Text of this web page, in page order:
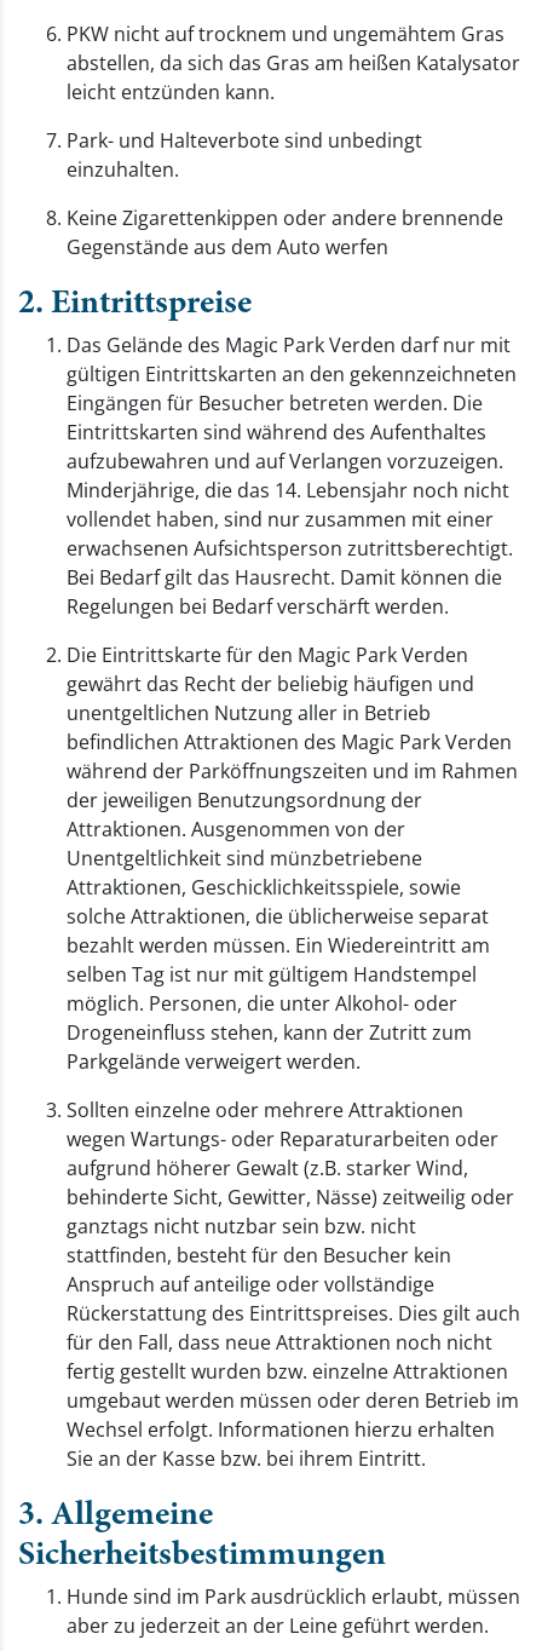
PKW nicht auf trocknem und ungemähtem Gras
abstellen, da sich das Gras am heißen Katalysator
leicht entzünden kann.
Park- und Halteverbote sind unbedingt
einzuhalten.
Keine Zigarettenkippen oder andere brennende
Gegenstände aus dem Auto werfen
2. Eintrittspreise
Das Gelände des Magic Park Verden darf nur mit
gültigen Eintrittskarten an den gekennzeichneten
Eingängen für Besucher betreten werden. Die
Eintrittskarten sind während des Aufenthaltes
aufzubewahren und auf Verlangen vorzuzeigen.
Minderjährige, die das 14. Lebensjahr noch nicht
vollendet haben, sind nur zusammen mit einer
erwachsenen Aufsichtsperson zutrittsberechtigt.
Bei Bedarf gilt das Hausrecht. Damit können die
Regelungen bei Bedarf verschärft werden.
Die Eintrittskarte für den Magic Park Verden
gewährt das Recht der beliebig häufigen und
unentgeltlichen Nutzung aller in Betrieb
befindlichen Attraktionen des Magic Park Verden
während der Parköffnungszeiten und im Rahmen
der jeweiligen Benutzungsordnung der
Attraktionen. Ausgenommen von der
Unentgeltlichkeit sind münzbetriebene
Attraktionen, Geschicklichkeitsspiele, sowie
solche Attraktionen, die üblicherweise separat
bezahlt werden müssen. Ein Wiedereintritt am
selben Tag ist nur mit gültigem Handstempel
möglich. Personen, die unter Alkohol- oder
Drogeneinfluss stehen, kann der Zutritt zum
Parkgelände verweigert werden.
Sollten einzelne oder mehrere Attraktionen
wegen Wartungs- oder Reparaturarbeiten oder
aufgrund höherer Gewalt (z.B. starker Wind,
behinderte Sicht, Gewitter, Nässe) zeitweilig oder
ganztags nicht nutzbar sein bzw. nicht
stattfinden, besteht für den Besucher kein
Anspruch auf anteilige oder vollständige
Rückerstattung des Eintrittspreises. Dies gilt auch
für den Fall, dass neue Attraktionen noch nicht
fertig gestellt wurden bzw. einzelne Attraktionen
umgebaut werden müssen oder deren Betrieb im
Wechsel erfolgt. Informationen hierzu erhalten
Sie an der Kasse bzw. bei ihrem Eintritt.
3. Allgemeine
Sicherheitsbestimmungen
Hunde sind im Park ausdrücklich erlaubt, müssen
aber zu jederzeit an der Leine geführt werden.